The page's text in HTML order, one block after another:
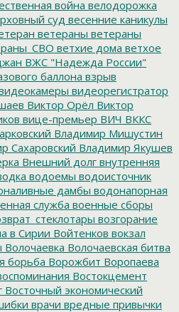
война велодорожка
суд весенние каникулы
ветераны ветераны
ветхие дома ветхое
ВЖС "Надежда России"
баллона взрыв
видеорегистратор
Виктор Орёл Виктор
вице-премьер ВИЧ ВККС
Владимир Мишустин
Сахаровский Владимир Якушев
Внешний долг внутренняя
водоемы водоисточник
дамбы водонапорная
служба военные сборы
возгорание
в Сирии Войтенков вокзал
Волочаевка Волочаевская битва
борьба Ворожбит Воропаева
Востокцемент
Восточный экономический
врачи вредные привычки